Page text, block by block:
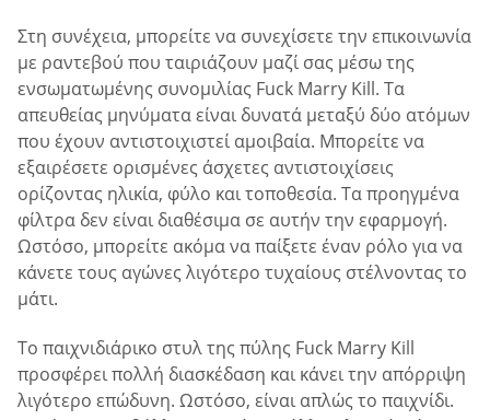
Στη συνέχεια, μπορείτε να συνεχίσετε την επικοινωνία
με ραντεβού που ταιριάζουν μαζί σας μέσω της
ενσωματωμένης συνομιλίας Fuck Marry Kill. Τα
απευθείας μηνύματα είναι δυνατά μεταξύ δύο ατόμων
που έχουν αντιστοιχιστεί αμοιβαία. Μπορείτε να
εξαιρέσετε ορισμένες άσχετες αντιστοιχίσεις
ορίζοντας ηλικία, φύλο και τοποθεσία. Τα προηγμένα
φίλτρα δεν είναι διαθέσιμα σε αυτήν την εφαρμογή.
Ωστόσο, μπορείτε ακόμα να παίξετε έναν ρόλο για να
κάνετε τους αγώνες λιγότερο τυχαίους στέλνοντας το
μάτι.
Το παιχνιδιάρικο στυλ της πύλης Fuck Marry Kill
προσφέρει πολλή διασκέδαση και κάνει την απόρριψη
λιγότερο επώδυνη. Ωστόσο, είναι απλώς το παιχνίδι.